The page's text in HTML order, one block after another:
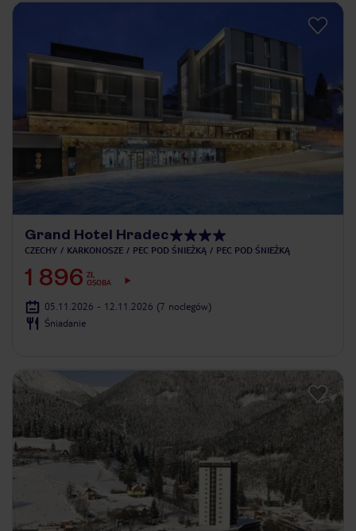
Grand Hotel Hradec
CZECHY KARKONOSZE PEC POD ŚNIEŻKĄ PEC POD ŚNIEŻKĄ
1 896 ZŁ
OSOBA
05.11.2026 - 12.11.2026 (7 noclegów)
Śniadanie